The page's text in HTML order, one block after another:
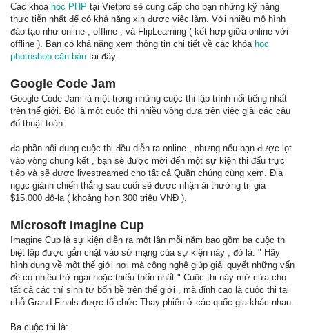
Các khóa hoc PHP tại Vietpro sẽ cung cấp cho bạn những kỹ năng
thực tiễn nhất để có khả năng xin được việc làm. Với nhiều mô hình
đào tạo như online , offline , và FlipLearning ( kết hợp giữa online với
offline ). Bạn có khả năng xem thông tin chi tiết về các khóa học
photoshop căn bản tại đây.
Google Code Jam
Google Code Jam là một trong những cuộc thi lập trình nổi tiếng nhất
trên thế giới. Đó là một cuộc thi nhiều vòng dựa trên việc giải các câu
đố thuật toán.
đa phần nội dung cuộc thi đều diễn ra online , nhưng nếu bạn được lọt
vào vòng chung kết , bạn sẽ được mời đến một sự kiện thi đấu trực
tiếp và sẽ được livestreamed cho tất cả Quần chúng cùng xem. Địa
ngục giành chiến thắng sau cuối sẽ được nhận ải thưởng trị giá
$15.000 đô-la ( khoảng hơn 300 triệu VNĐ ).
Microsoft Imagine Cup
Imagine Cup là sự kiện diễn ra một lần mỗi năm bao gồm ba cuộc thi
biệt lập được gắn chặt vào sứ mạng của sự kiện này , đó là: " Hãy
hình dung về một thế giới nơi mà công nghệ giúp giải quyết những vấn
đề có nhiều trở ngại hoặc thiếu thốn nhất." Cuộc thi này mở cửa cho
tất cả các thí sinh từ bốn bề trên thế giới , mà đỉnh cao là cuộc thi tại
chỗ Grand Finals được tổ chức Thay phiên ở các quốc gia khác nhau.
Ba cuộc thi là: